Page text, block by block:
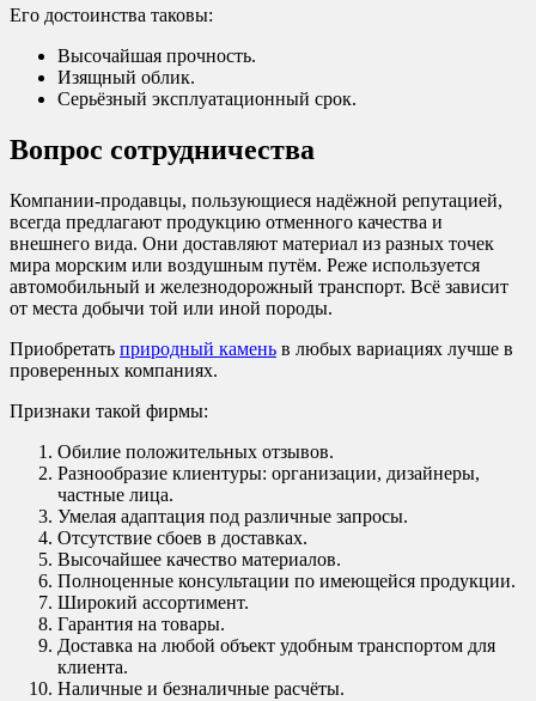
Его достоинства таковы:
Высочайшая прочность.
Изящный облик.
Серьёзный эксплуатационный срок.
Вопрос сотрудничества
Компании-продавцы, пользующиеся надёжной репутацией,
всегда предлагают продукцию отменного качества и
внешнего вида. Они доставляют материал из разных точек
мира морским или воздушным путём. Реже используется
автомобильный и железнодорожный транспорт. Всё зависит
от места добычи той или иной породы.
Приобретать природный камень в любых вариациях лучше в
проверенных компаниях.
Признаки такой фирмы:
Обилие положительных отзывов.
Разнообразие клиентуры: организации, дизайнеры,
частные лица.
Умелая адаптация под различные запросы.
Отсутствие сбоев в доставках.
Высочайшее качество материалов.
Полноценные консультации по имеющейся продукции.
Широкий ассортимент.
Гарантия на товары.
Доставка на любой объект удобным транспортом для
клиента.
Наличные и безналичные расчёты.